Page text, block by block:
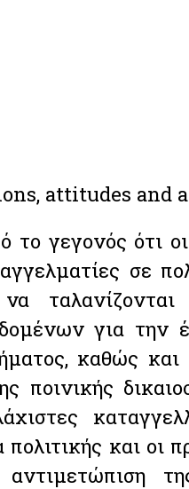
attitudes and
το γεγονός ότι
σε
για την
καθώς
ποινικής
και οι
αντιμετώπιση